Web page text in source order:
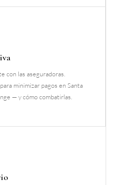
con las aseguradoras.
minimizar pagos en Santa
— y cómo combatirlas.